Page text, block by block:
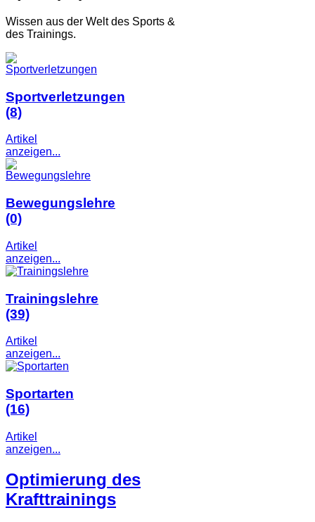
Wissen aus der Welt des Sports &
des Trainings.
Sportverletzungen
(8)
Artikel
anzeigen...
Bewegungslehre
(0)
Artikel
anzeigen...
Trainingslehre
(39)
Artikel
anzeigen...
Sportarten
(16)
Artikel
anzeigen...
Optimierung des
Krafttrainings